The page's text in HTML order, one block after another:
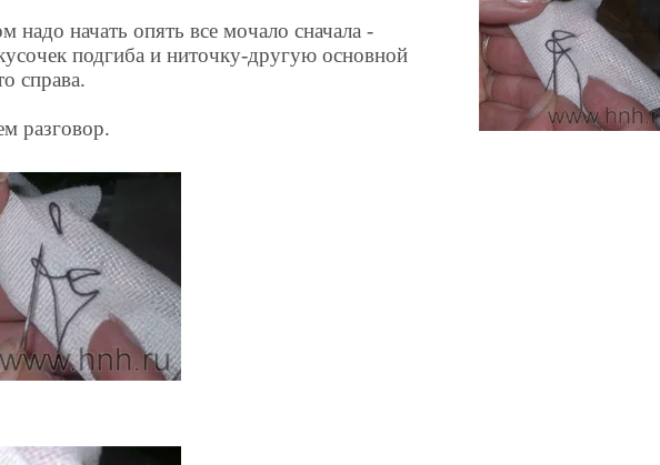
надо начать опять все мочало сначала -
подгиба и ниточку-другую основной
справа.
разговор.